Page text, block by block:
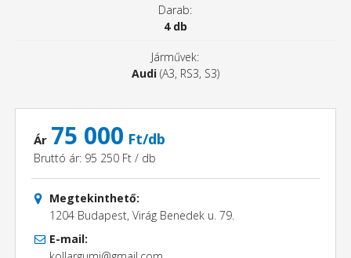
Darab:
4 db
Járművek:
Audi(A3, RS3, S3)
Ár 75 000 Ft/db
Bruttó ár: 95 250 Ft / db
Megtekinthető:
1204 Budapest, Virág Benedek u. 79.
E-mail: